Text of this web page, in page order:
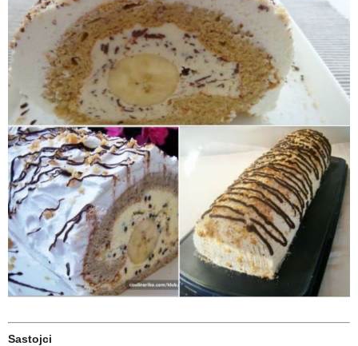
Sastojci